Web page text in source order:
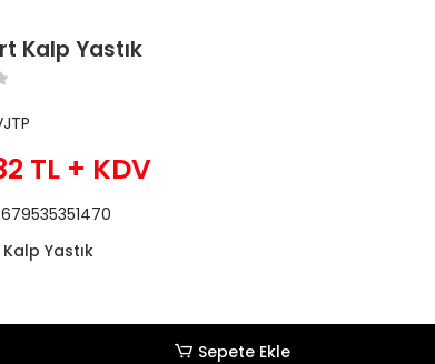
Kalp Yastık
TL + KDV
Kalp Yastık
Sepete Ekle